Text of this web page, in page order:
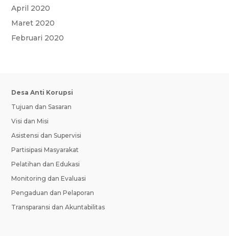
April 2020
Maret 2020
Februari 2020
Desa Anti Korupsi
Tujuan dan Sasaran
Visi dan Misi
Asistensi dan Supervisi
Partisipasi Masyarakat
Pelatihan dan Edukasi
Monitoring dan Evaluasi
Pengaduan dan Pelaporan
Transparansi dan Akuntabilitas